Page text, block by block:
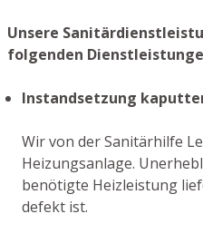
Unsere
folgenden
Instandsetzung
Wir von der Sanitärhilfe
Heizungsanlage.
benötigte Heizleistung
defekt ist.